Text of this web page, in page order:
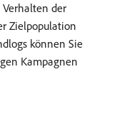
der
Zielpopulation
können Sie
Kampagnen